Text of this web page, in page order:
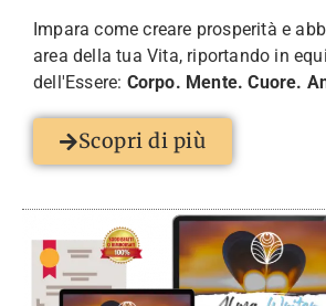
Impara come creare prosperità e
area della tua Vita, riportando in
dell'Essere: Corpo. Mente. Cuore.
Scopri di più